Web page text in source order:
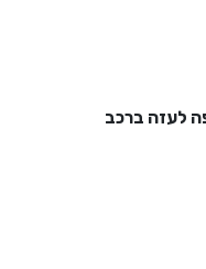
הוא נרצח וגופתו נחטפה לעזה ברכב